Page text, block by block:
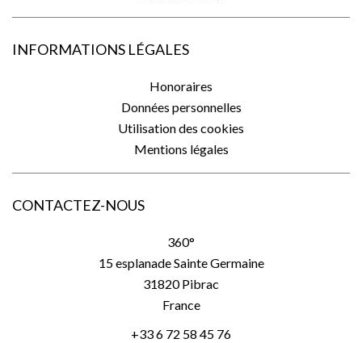
INFORMATIONS LÉGALES
Honoraires
Données personnelles
Utilisation des cookies
Mentions légales
CONTACTEZ-NOUS
360°
15 esplanade Sainte Germaine
31820Pibrac
France
+33 6 72 58 45 76